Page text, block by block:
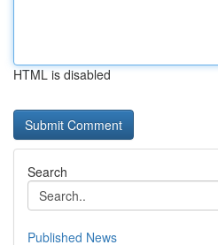
HTML is disabled
Search
Published News